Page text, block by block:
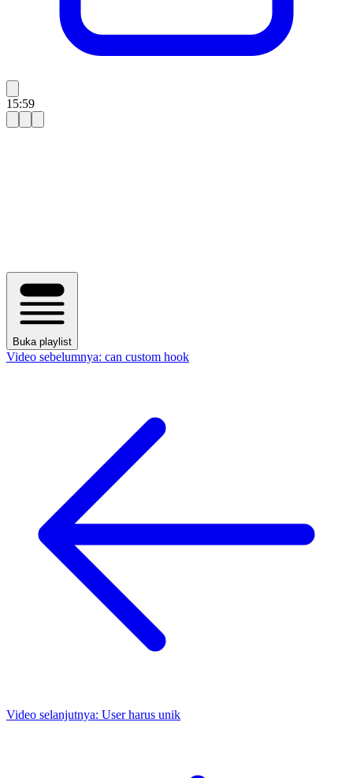
15:59
Buka playlist
Video sebelumnya: can custom hook
Video selanjutnya: User harus unik